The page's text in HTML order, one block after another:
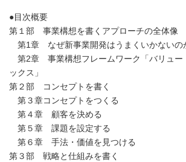
●目次概要
第１部 事業構想を書くアプローチの全体像
第1章 なぜ新事業開発はうまくいかないの
第2章 事業構想フレームワーク「バリュー
ックス」
第２部 コンセプトを書く
第３章コンセプトをつくる
第４章 顧客を決める
第５章 課題を設定する
第６章 手法・価値を見つける
第３部 戦略と仕組みを書く